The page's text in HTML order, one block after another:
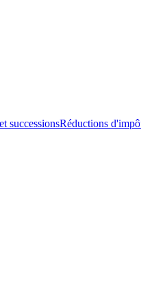
successionsRéductions